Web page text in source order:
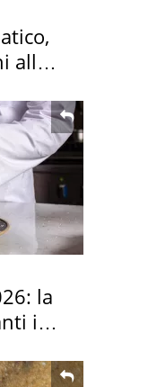
alla
la
in